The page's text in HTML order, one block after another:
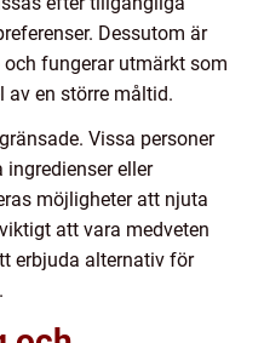
Dessutom är
fungerar utmärkt som
av en större måltid.
Vissa personer
eller
möjligheter att njuta
att vara medveten
erbjuda alternativ för